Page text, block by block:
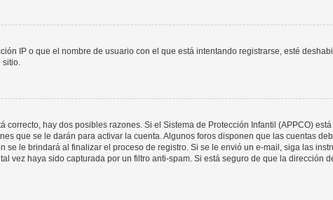
IP o que el nombre de usuario con el que está intentando registrarse, esté
sitio.
correcto, hay dos posibles razones. Si el Sistema de Protección Infantil (APPCO)
que se le darán para activar la cuenta. Algunos foros disponen que las cuentas
se le brindará al finalizar el proceso de registro. Si se le envió un e-mail, siga las
vez haya sido capturada por un filtro anti-spam. Si está seguro de que la dirección